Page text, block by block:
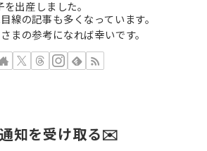
出産しました。
線の記事も多くなっています。
まの参考になれば幸いです。
知を受け取る✉️